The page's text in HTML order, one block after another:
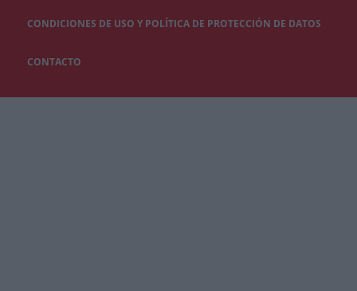
CONDICIONES DE USO Y POLÍTICA DE PROTECCIÓN DE DATOS
CONTACTO